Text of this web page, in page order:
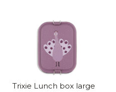
Trixie Lunch box large